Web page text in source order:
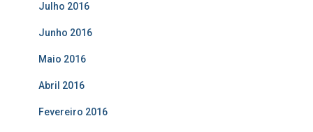
Julho 2016
Junho 2016
Maio 2016
Abril 2016
Fevereiro 2016